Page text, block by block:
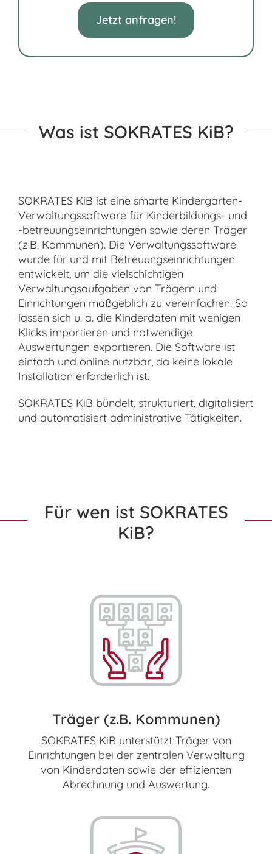
Jetzt anfragen!
Was ist SOKRATES KiB?
SOKRATES KiB ist eine smarte Kindergarten-
Verwaltungssoftware für Kinderbildungs- und
-betreuungseinrichtungen sowie deren Träger
(z.B. Kommunen). Die Verwaltungssoftware
wurde für und mit Betreuungseinrichtungen
entwickelt, um die vielschichtigen
Verwaltungsaufgaben von Trägern und
Einrichtungen maßgeblich zu vereinfachen. So
lassen sich u. a. die Kinderdaten mit wenigen
Klicks importieren und notwendige
Auswertungen exportieren. Die Software ist
einfach und online nutzbar, da keine lokale
Installation erforderlich ist.
SOKRATES KiB bündelt, strukturiert, digitalisiert
und automatisiert administrative Tätigkeiten.
Für wen ist SOKRATES
KiB?
Träger (z.B. Kommunen)
SOKRATES KiB unterstützt Träger von
Einrichtungen bei der zentralen Verwaltung
von Kinderdaten sowie der effizienten
Abrechnung und Auswertung.